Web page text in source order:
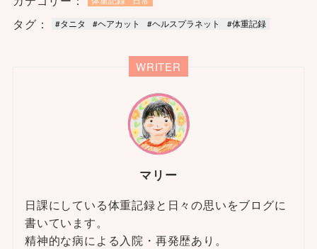
タグ： #タニタ #ヘアカット #ヘルスプラネット #体重記録
WRITER
マリー
日課にしている体重記録と日々の思いをブログに
書いています。
精神的な病による入院・再発歴あり。